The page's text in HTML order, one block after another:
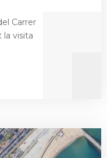
Carrer
la visita